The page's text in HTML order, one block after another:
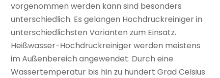
vorgenommen werden kann sind besonders
unterschiedlich. Es gelangen Hochdruckreiniger in
unterschiedlichsten Varianten zum Einsatz.
Heißwasser-Hochdruckreiniger werden meistens
im Außenbereich angewendet. Durch eine
Wassertemperatur bis hin zu hundert Grad Celsius